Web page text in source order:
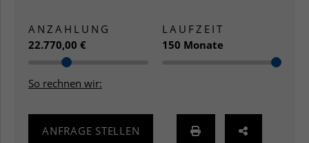
ANZAHLUNG
22.770,00 €
LAUFZEIT
150 Monate
So rechnen wir:
ANFRAGE STELLEN